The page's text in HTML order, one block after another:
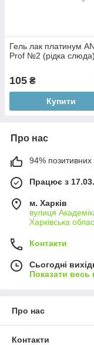
Гель лак платинум
Prof №2 (рідка слюда)
105 ₴
Купити
Про нас
94% позитивних
Працює з
м. Харків
вулиця
Харківська
Контакти
Сьогодні
Показати весь
Про нас
Контакти